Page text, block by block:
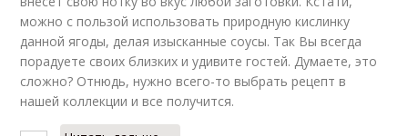
можно с пользой использовать природную кислинку
данной ягоды, делая изысканные соусы. Так Вы всегда
порадуете своих близких и удивите гостей. Думаете, это
сложно? Отнюдь, нужно всего-то выбрать рецепт в
нашей коллекции и все получится.